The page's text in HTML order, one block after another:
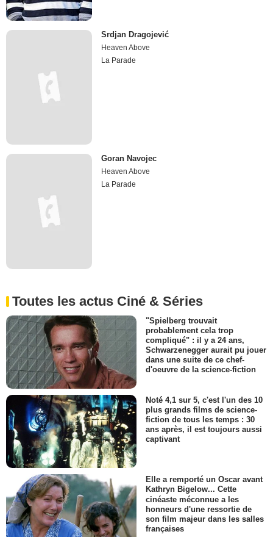
Srdjan Dragojević
Heaven Above
La Parade
Goran Navojec
Heaven Above
La Parade
Toutes les actus Ciné & Séries
"Spielberg trouvait
probablement cela trop
compliqué" : il y a 24 ans,
Schwarzenegger aurait pu jouer
dans une suite de ce chef-
d'oeuvre de la science-fiction
Noté 4,1 sur 5, c'est l'un des 10
plus grands films de science-
fiction de tous les temps : 30
ans après, il est toujours aussi
captivant
Elle a remporté un Oscar avant
Kathryn Bigelow... Cette
cinéaste méconnue a les
honneurs d'une ressortie de
son film majeur dans les salles
françaises